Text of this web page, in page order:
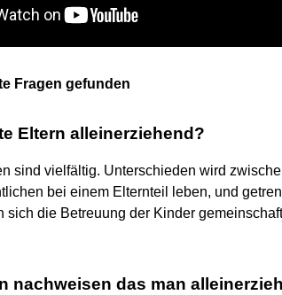
Fragen gefunden
Eltern alleinerziehend?
sind vielfältig. Unterschieden wird
bei einem Elternteil leben, und
sich die Betreuung der Kinder
nachweisen das man